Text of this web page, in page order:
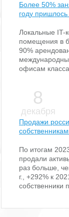
Более 50%
году
Локальные IT-
помещения в
90%
офисам
8
декабря
Продажи
По итогам
продали
раз больше,
г., +292% к
собственники